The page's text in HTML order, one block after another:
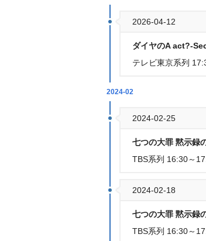
2026-04-12
ダイヤのA act?-
テレビ東京系列
2024-02
2024-02-25
七つの大罪 黙示録
TBS系列 16:30～
2024-02-18
七つの大罪 黙示録
TBS系列 16:30～